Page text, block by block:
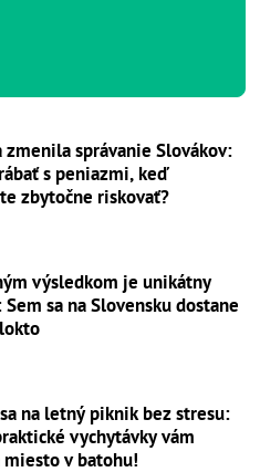
zmenila správanie Slovákov:
s peniazmi, keď
zbytočne riskovať?
výsledkom je unikátny
Sem sa na Slovensku dostane
na letný piknik bez stresu:
vychytávky vám
v batohu!